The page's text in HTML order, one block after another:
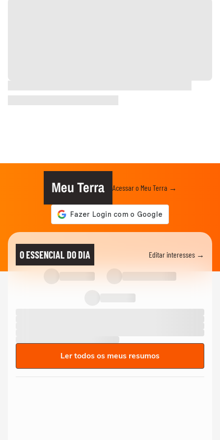
Meu Terra Acessar o Meu Terra →
O ESSENCIAL DO DIA Editar interesses →
Ler todos os meus resumos